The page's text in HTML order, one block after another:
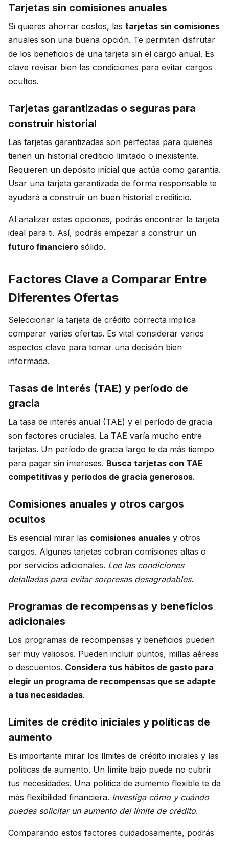
Tarjetas sin comisiones anuales
Si quieres ahorrar costos, las tarjetas sin comisiones
anuales son una buena opción. Te permiten disfrutar
de los beneficios de una tarjeta sin el cargo anual. Es
clave revisar bien las condiciones para evitar cargos
ocultos.
Tarjetas garantizadas o seguras para
construir historial
Las tarjetas garantizadas son perfectas para quienes
tienen un historial crediticio limitado o inexistente.
Requieren un depósito inicial que actúa como garantía.
Usar una tarjeta garantizada de forma responsable te
ayudará a construir un buen historial crediticio.
Al analizar estas opciones, podrás encontrar la tarjeta
ideal para ti. Así, podrás empezar a construir un
futuro financiero sólido.
Factores Clave a Comparar Entre
Diferentes Ofertas
Seleccionar la tarjeta de crédito correcta implica
comparar varias ofertas. Es vital considerar varios
aspectos clave para tomar una decisión bien
informada.
Tasas de interés (TAE) y período de
gracia
La tasa de interés anual (TAE) y el período de gracia
son factores cruciales. La TAE varía mucho entre
tarjetas. Un período de gracia largo te da más tiempo
para pagar sin intereses. Busca tarjetas con TAE
competitivas y períodos de gracia generosos.
Comisiones anuales y otros cargos
ocultos
Es esencial mirar las comisiones anuales y otros
cargos. Algunas tarjetas cobran comisiones altas o
por servicios adicionales. Lee las condiciones
detalladas para evitar sorpresas desagradables.
Programas de recompensas y beneficios
adicionales
Los programas de recompensas y beneficios pueden
ser muy valiosos. Pueden incluir puntos, millas aéreas
o descuentos. Considera tus hábitos de gasto para
elegir un programa de recompensas que se adapte
a tus necesidades.
Límites de crédito iniciales y políticas de
aumento
Es importante mirar los límites de crédito iniciales y las
políticas de aumento. Un límite bajo puede no cubrir
tus necesidades. Una política de aumento flexible te da
más flexibilidad financiera. Investiga cómo y cuándo
puedes solicitar un aumento del límite de crédito.
Comparando estos factores cuidadosamente, podrás